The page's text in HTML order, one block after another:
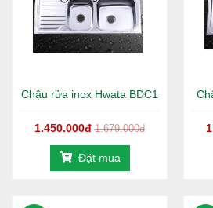
Chậu rửa inox Hwata BDC1
1.450.000đ 1.679.000đ
Đặt mua